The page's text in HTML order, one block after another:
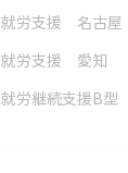
就労支援 名古屋
就労支援 愛知
就労継続支援B型